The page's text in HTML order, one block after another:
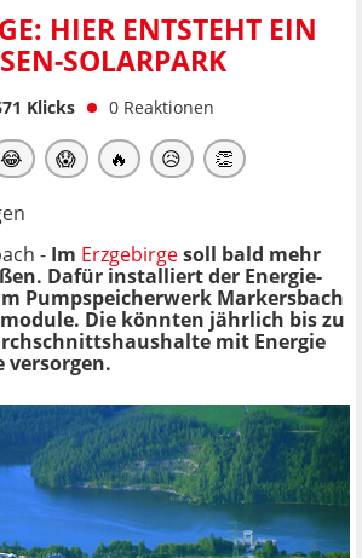
HIER ENTSTEHT EIN
SOLARPARK
Klicks 0 Reaktionen
😂 😱 🔥 😥 👏
- Im Erzgebirgesoll bald mehr
Dafür installiert der Energie-
Pumpspeicherwerk Markersbach
Die könnten jährlich bis zu
mit Energie
versorgen.